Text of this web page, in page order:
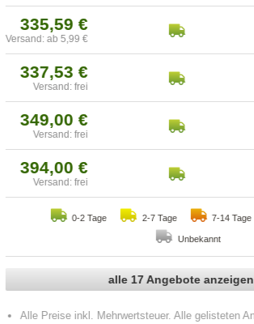
335,59 €
Versand: ab 5,99 €
337,53 €
Versand: frei
349,00 €
Versand: frei
394,00 €
Versand: frei
0-2 Tage 2-7 Tage 7-14 Tage
Unbekannt
alle 17 Angebote anzeigen